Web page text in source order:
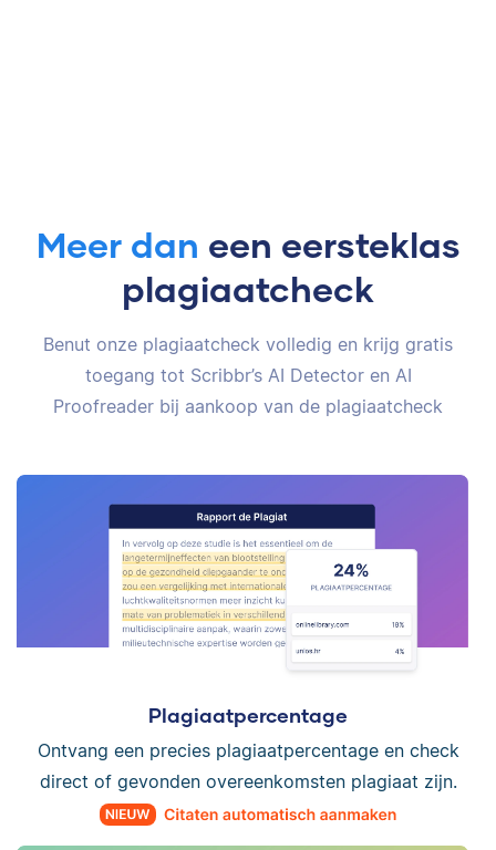
Meer dan een eersteklas
plagiaatcheck
Benut onze plagiaatcheck volledig en krijg gratis
toegang tot Scribbr’s AI Detector en AI
Proofreader bij aankoop van de plagiaatcheck
Plagiaatpercentage
Ontvang een precies plagiaatpercentage en check
direct of gevonden overeenkomsten plagiaat zijn.